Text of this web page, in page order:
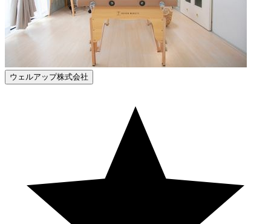
ウェルアップ株式会社